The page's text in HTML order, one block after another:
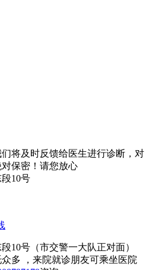
将及时反馈给医生进行诊断，对
保密！请您放心
10号
10号（市交警一大队正对面）
多 ，来院就诊朋友可乘坐医院